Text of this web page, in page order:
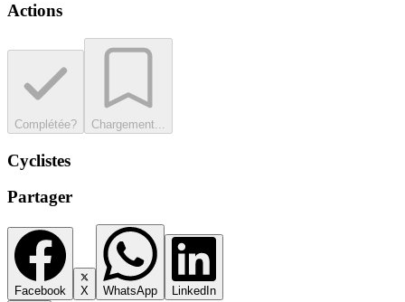
Actions
Complétée? Chargement...
Cyclistes
Partager
Facebook X WhatsApp LinkedIn